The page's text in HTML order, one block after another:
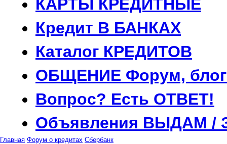
КАРТЫ КРЕДИТНЫЕ
Кредит В БАНКАХ
Каталог КРЕДИТОВ
ОБЩЕНИЕ Форум,
Вопрос? Есть ОТВЕТ!
Объявления ВЫДАМ /
Главная Форум о кредитах Сбербанк